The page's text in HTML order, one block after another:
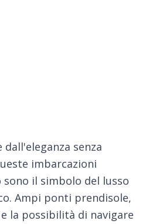
senza
imbarcazioni
il simbolo del lusso
Ampi ponti prendisole,
la possibilità di navigare